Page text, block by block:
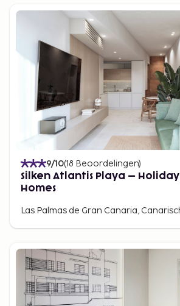
9/10(18 Beoordelingen)
Silken Atlantis Playa – Holiday
Homes